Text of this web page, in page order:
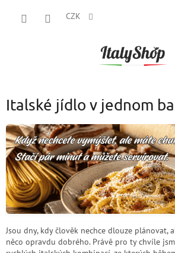
CZK
P
s
t
r
a
n
n
í
a
n
Italské jídlo v jednom
Jsou dny, kdy člověk nechce dlouze plánovat,
něco opravdu dobrého. Právě pro ty chvíle